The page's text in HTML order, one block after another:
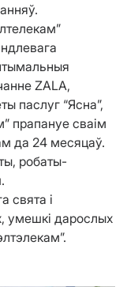
ZALA,
паслуг “Ясна”,
прапануе сваім
да 24 месяцаў.
робаты-
свята і
умешкі дарослых